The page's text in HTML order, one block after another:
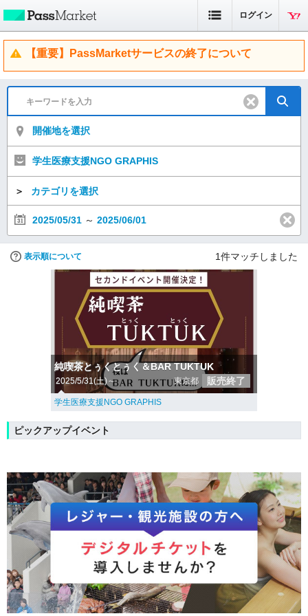
ログイン
【重要】PassMarketサービスの終了について
開催地を選択
学生医療支援NGO GRAPHIS
＞ カテゴリを選択
2025/05/31 ～ 2025/06/01
表示順について 1件マッチしました
純喫茶とぅくとぅく＆BAR TUKTUK
2025/5/31(土)～ 東京都 販売終了
学生医療支援NGO GRAPHIS
ピックアップイベント